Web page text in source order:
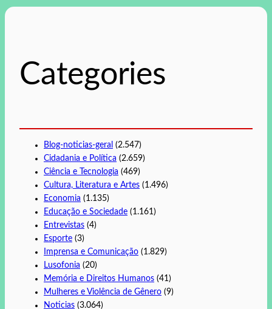
aCategories
Blog-noticias-geral (2.547)
Cidadania e Política (2.659)
Ciência e Tecnologia (469)
Cultura, Literatura e Artes (1.496)
Economia (1.135)
Educação e Sociedade (1.161)
Entrevistas (4)
Esporte (3)
Imprensa e Comunicação (1.829)
Lusofonia (20)
Memória e Direitos Humanos (41)
Mulheres e Violência de Gênero (9)
Noticias (3.064)